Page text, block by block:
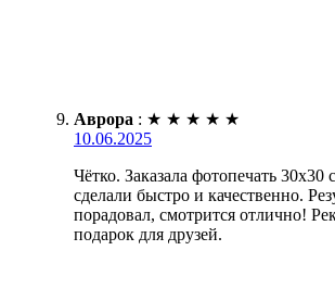
Аврора : ★ ★ ★ ★ ★
10.06.2025
Чётко. Заказала фотопечать 30х30
сделали быстро и качественно.
порадовал, смотрится отлично!
подарок для друзей.